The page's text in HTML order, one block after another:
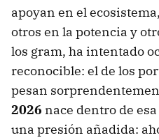
apoyan en el
otros en la potencia y
los gram, ha intentado
reconocible: el de los
pesan
2026 nace dentro de
una presión añadida: